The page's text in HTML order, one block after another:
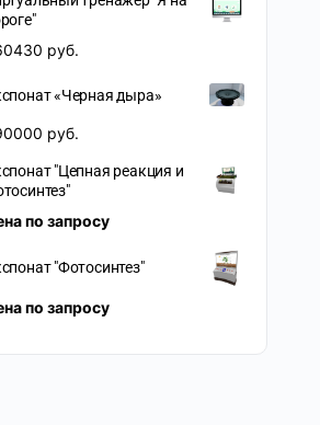
руб.
«Черная дыра»
руб.
"Цепная реакция и
по запросу
"Фотосинтез"
по запросу